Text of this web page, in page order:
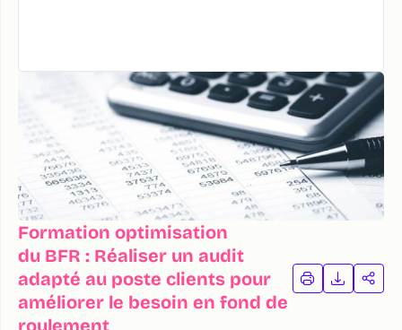
Formation optimisation
du BFR : Réaliser un audit
adapté au poste clients pour
améliorer le besoin en fond de
roulement
IMPRIMER
LA
LA